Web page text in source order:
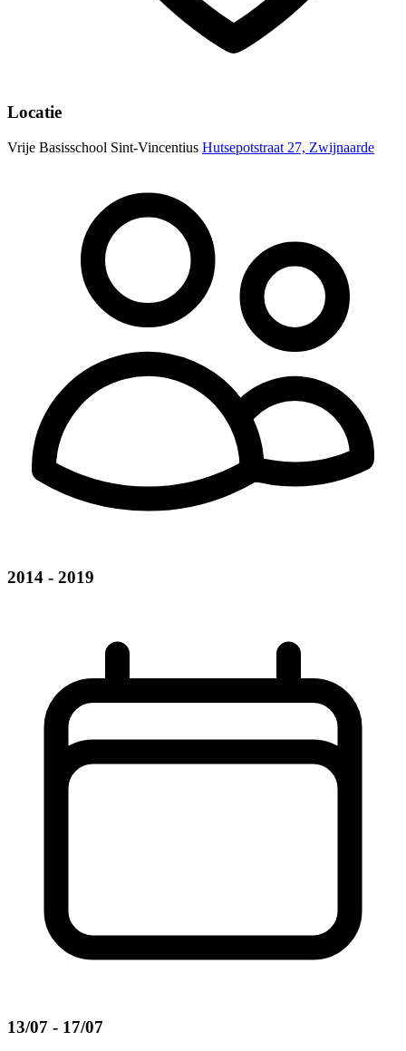
Locatie
Vrije Basisschool Sint-Vincentius Hutsepotstraat 27, Zwijnaarde
2014 - 2019
13/07 - 17/07